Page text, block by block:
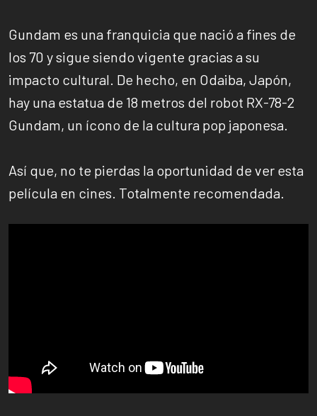
Gundam es una franquicia que nació a fines de
los 70 y sigue siendo vigente gracias a su
impacto cultural. De hecho, en Odaiba, Japón,
hay una estatua de 18 metros del robot RX-78-2
Gundam, un ícono de la cultura pop japonesa.
Así que, no te pierdas la oportunidad de ver esta
película en cines. Totalmente recomendada.